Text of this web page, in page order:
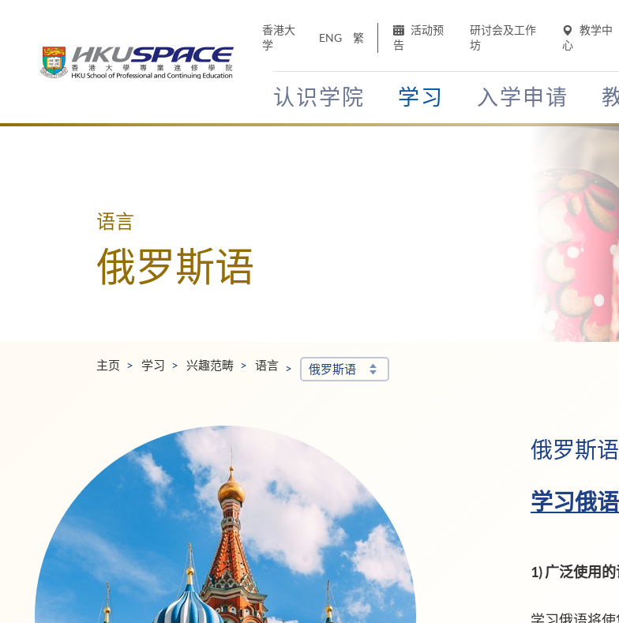
香港大
学
ENG 繁
活动预
告
研讨会及工作
坊
教学中
心
认识学院 学习 入学申请
Main
语言
俄罗斯语
主页 学习 兴趣范畴 语言 俄罗斯语
俄罗斯语
学习俄
1) 广泛使用